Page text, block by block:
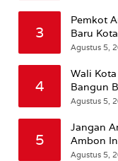
Susun
3
Pemkot
Baru
Agustus 5,
4
Wali
Bangun
Agustus 5,
5
Jangan
Ambon
Agustus 5,